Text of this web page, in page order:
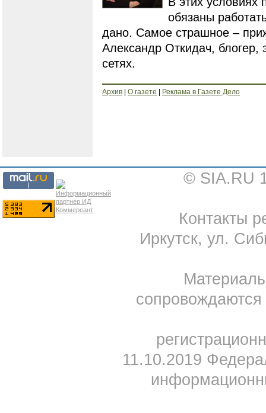
обязаны
дано. Самое страшное –
Александр Откидач, блогер,
сетях.
Архив | О газете | Реклама в Газете Дело
© SIA.RU
Контакты
Иркутск, ул.
11.10.2019